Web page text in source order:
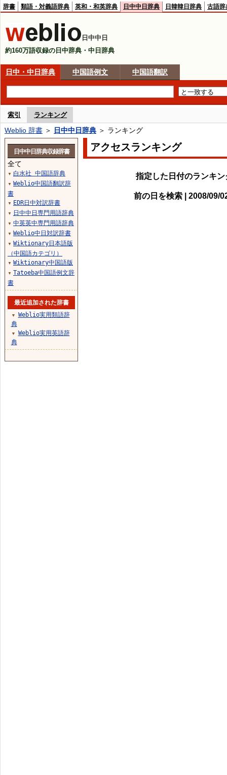
辞書 類語・対義語辞典 英和・和英辞典 日中中日辞典 日韓韓日辞典 古語辞
日中中日
約160万語収録の日中辞典・中日辞典
日中・中日辞典 中国語例文 中国語翻訳
索引 ランキング
Weblio 辞書 ＞ 日中中日辞典 ＞ ランキング
アクセスランキング
指定した日付のランキ
前の日を検索 | 2008/09/
日中中日辞典収録辞書
全て
▼ 白水社 中国語辞典
▼ Weblio中国語翻訳辞
書
▼ EDR日中対訳辞書
▼ 日中中日専門用語辞典
▼ 中英英中専門用語辞典
▼ Weblio中日対訳辞書
▼ Wiktionary日本語版
（中国語カテゴリ）
▼ Wiktionary中国語版
▼ Tatoeba中国語例文辞
書
最近追加された辞書
▼
Weblio実用類語辞
典
▼
Weblio実用英語辞
典